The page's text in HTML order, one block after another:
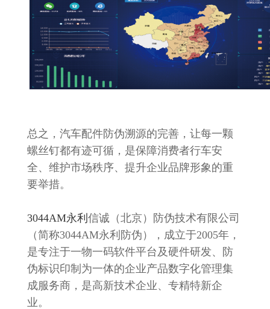
总之，汽车配件防伪溯源的完善，让每一颗
螺丝钉都有迹可循，是保障消费者行车安
全、维护市场秩序、提升企业品牌形象的重
要举措。
3044AM永利 信诚（北京）防伪技术有限公司
（简称3044AM永利防伪），成立于2005年，
是专注于一物一码软件平台及硬件研发、防
伪标识印制为一体的企业产品数字化管理集
成服务商，是高新技术企业、专精特新企
业。